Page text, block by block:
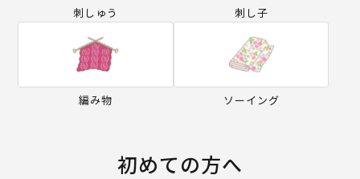
刺しゅう 刺し子
編み物 ソーイング
初めての方へ